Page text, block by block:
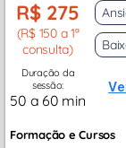
R$ 275
(R$ 150 a 1ª
consulta)
Duração da
sessão:
50 a 60 min
Formação e Cursos